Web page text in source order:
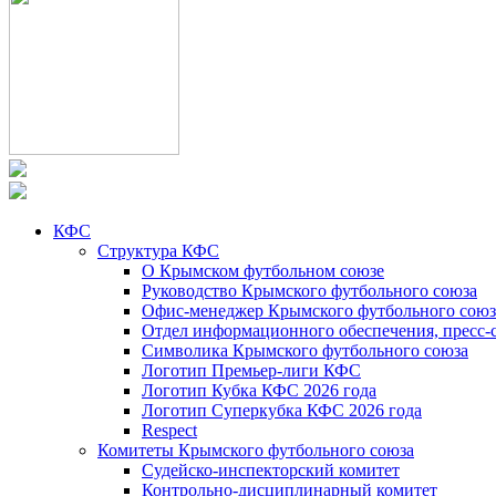
КФС
Структура КФС
О Крымском футбольном союзе
Руководство Крымского футбольного союза
Офис-менеджер Крымского футбольного
Отдел информационного обеспечения, пресс-
Символика Крымского футбольного союза
Логотип Премьер-лиги КФС
Логотип Кубка КФС 2026 года
Логотип Суперкубка КФС 2026 года
Respect
Комитеты Крымского футбольного союза
Судейско-инспекторский комитет
Контрольно-дисциплинарный комитет